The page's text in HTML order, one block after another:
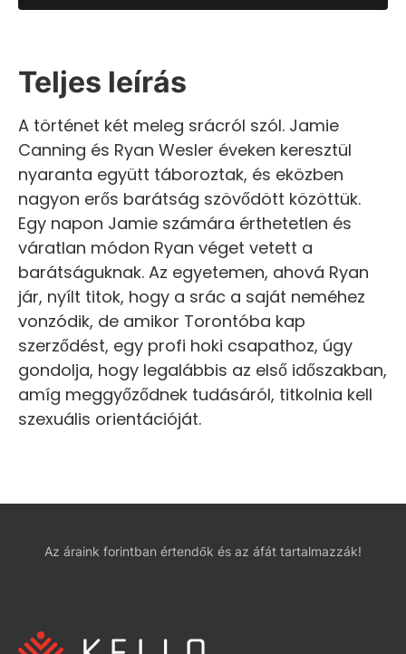
Teljes leírás
A történet két meleg srácról szól. Jamie
Canning és Ryan Wesler éveken keresztül
nyaranta együtt táboroztak, és eközben
nagyon erős barátság szövődött közöttük.
Egy napon Jamie számára érthetetlen és
váratlan módon Ryan véget vetett a
barátságuknak. Az egyetemen, ahová Ryan
jár, nyílt titok, hogy a srác a saját neméhez
vonzódik, de amikor Torontóba kap
szerződést, egy profi hoki csapathoz, úgy
gondolja, hogy legalábbis az első időszakban,
amíg meggyőződnek tudásáról, titkolnia kell
szexuális orientációját.
Az áraink forintban értendők és az áfát tartalmazzák!